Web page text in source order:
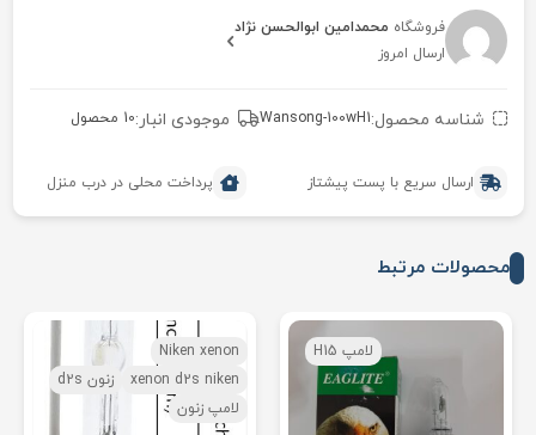
فروشگاه محمدامین ابوالحسن نژاد
ارسال امروز
شناسه محصول:Wansong-100wH1 موجودی انبار:10 محصول
ارسال سریع با پست پیشتاز پرداخت محلی در درب منزل
محصولات مرتبط
لامپ H15
Niken xenon
xenon d2s niken
زنون d2s
لامپ زنون